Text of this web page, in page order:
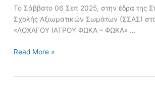
Το Σάββατο 06 Σεπ 2025, στην έδρα της
Σχολής Αξιωματικών Σωμάτων (ΣΣΑΣ)
«ΛΟΧΑΓΟΥ ΙΑΤΡΟΥ ΦΩΚΑ – ΦΩΚΑ» …
Read More »